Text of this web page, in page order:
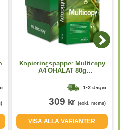
Kopieringspapper Multicopy
A4 OHÅLAT 80g
1-2 dagar
309 kr (exkl. moms)
VISA ALLA VARIANTER